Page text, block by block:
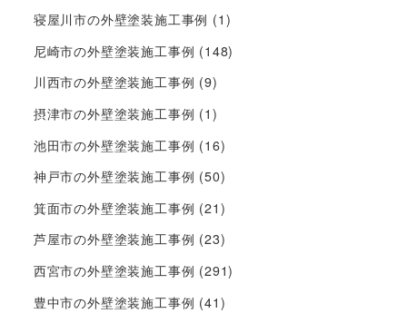
寝屋川市の外壁塗装施工事例 (1)
尼崎市の外壁塗装施工事例 (148)
川西市の外壁塗装施工事例 (9)
摂津市の外壁塗装施工事例 (1)
池田市の外壁塗装施工事例 (16)
神戸市の外壁塗装施工事例 (50)
箕面市の外壁塗装施工事例 (21)
芦屋市の外壁塗装施工事例 (23)
西宮市の外壁塗装施工事例 (291)
豊中市の外壁塗装施工事例 (41)